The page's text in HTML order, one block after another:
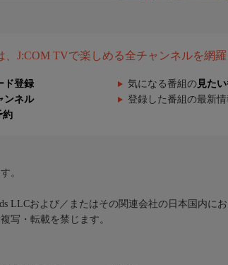
、J:COM TVで楽しめる全チャンネルを網羅
ド登録 気になる番組の 見た
ンネル 登録した番組の最新
約
。
LLCおよび／またはその関連会社の日本国内に
写・転載を禁じます。